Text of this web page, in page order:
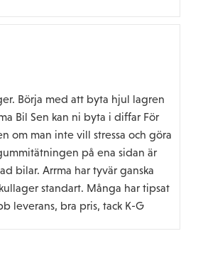
Börja med att byta hjul lagren
Bil Sen kan ni byta i diffar För
om man inte vill stressa och göra
på ena sidan är
bilar. Arrma har tyvär ganska
standart. Många har tipsat
leverans, bra pris, tack K-G